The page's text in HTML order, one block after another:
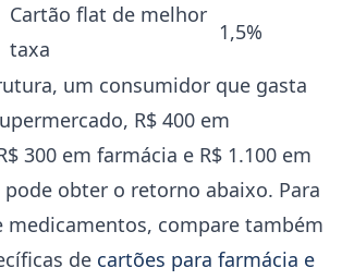
Cartão flat de melhor
taxa
1,5%
um consumidor que gasta
R$ 400 em
300 em farmácia e R$ 1.100 em
obter o retorno abaixo. Para
medicamentos, compare também
de cartões para farmácia e